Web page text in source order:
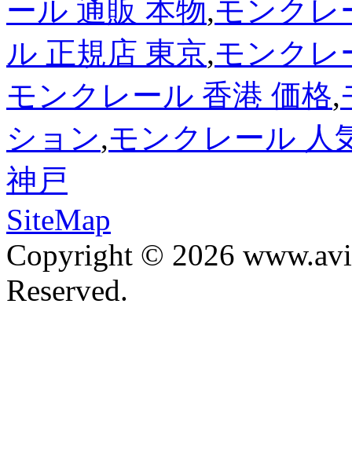
ール 通販 本物,モンクレ
ル 正規店 東京,モンクレ
モンクレール 香港 価格,
ション,モンクレール 人
神戸
SiteMap
Copyright © 2026
Reserved.